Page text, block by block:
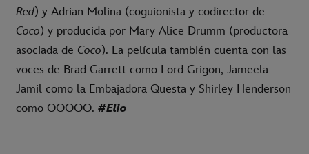
Red) y Adrian Molina (coguionista y codirector de
Coco) y producida por Mary Alice Drumm (productora
asociada de Coco). La película también cuenta con las
voces de Brad Garrett como Lord Grigon, Jameela
Jamil como la Embajadora Questa y Shirley Henderson
como OOOOO. #Elio